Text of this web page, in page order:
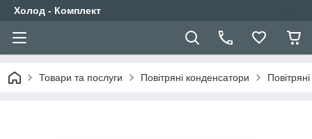
Холод - Комплект
Товари та послуги Повітряні конденсатори